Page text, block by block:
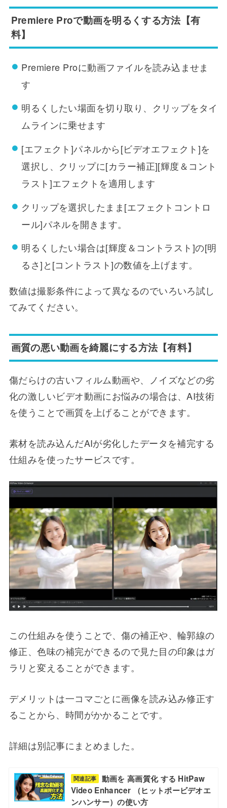
Premiere Proで動画を明るくする方法【有
料】
Premiere Proに動画ファイルを読み込ませま
す
明るくしたい場面を切り取り、クリップをタイ
ムラインに乗せます
[エフェクト]パネルから[ビデオエフェクト]を
選択し、クリップに[カラー補正][輝度＆コント
ラスト]エフェクトを適用します
クリップを選択したまま[エフェクトコントロ
ール]パネルを開きます。
明るくしたい場合は[輝度＆コントラスト]の[明
るさ]と[コントラスト]の数値を上げます。
数値は撮影条件によって異なるのでいろいろ試し
てみてください。
画質の悪い動画を綺麗にする方法【有料】
傷だらけの古いフィルム動画や、ノイズなどの劣
化の激しいビデオ動画にお悩みの場合は、AI技術
を使うことで画質を上げることができます。
素材を読み込んだAIが劣化したデータを補完する
仕組みを使ったサービスです。
この仕組みを使うことで、傷の補正や、輪郭線の
修正、色味の補完ができるので見た目の印象はガ
ラリと変えることができます。
デメリットは一コマごとに画像を読み込み修正す
ることから、時間がかかることです。
詳細は別記事にまとめました。
関連記事
動画を 高画質化 する HitPaw
Video Enhancer （ヒットポービデオエ
ンハンサー）の使い方